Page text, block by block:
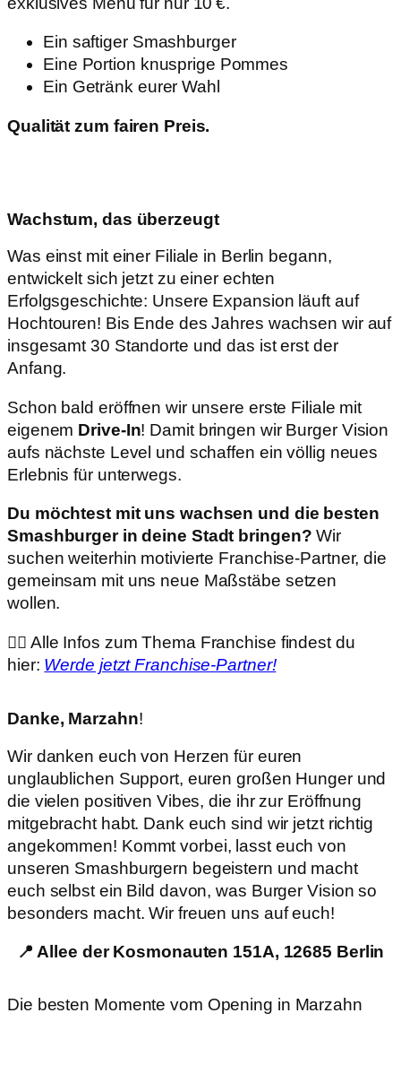
Ein saftiger Smashburger
Eine Portion knusprige Pommes
Ein Getränk eurer Wahl
Qualität zum fairen Preis.
Wachstum, das überzeugt
Was einst mit einer Filiale in Berlin begann,
entwickelt sich jetzt zu einer echten
Erfolgsgeschichte: Unsere Expansion läuft auf
Hochtouren! Bis Ende des Jahres wachsen wir auf
insgesamt 30 Standorte und das ist erst der
Anfang.
Schon bald eröffnen wir unsere erste Filiale mit
eigenem Drive-In! Damit bringen wir Burger Vision
aufs nächste Level und schaffen ein völlig neues
Erlebnis für unterwegs.
Du möchtest mit uns wachsen und die besten
Smashburger in deine Stadt bringen? Wir
suchen weiterhin motivierte Franchise-Partner, die
gemeinsam mit uns neue Maßstäbe setzen
wollen.
👉🏼 Alle Infos zum Thema Franchise findest du
hier: Werde jetzt Franchise-Partner!
Danke, Marzahn!
Wir danken euch von Herzen für euren
unglaublichen Support, euren großen Hunger und
die vielen positiven Vibes, die ihr zur Eröffnung
mitgebracht habt. Dank euch sind wir jetzt richtig
angekommen! Kommt vorbei, lasst euch von
unseren Smashburgern begeistern und macht
euch selbst ein Bild davon, was Burger Vision so
besonders macht. Wir freuen uns auf euch!
📍 Allee der Kosmonauten 151A, 12685 Berlin
Die besten Momente vom Opening in Marzahn